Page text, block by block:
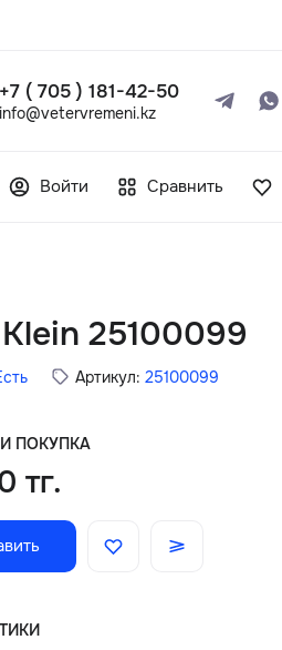
+7 ( 705 ) 181-42-50
info@vetervremeni.kz
Войти Сравнить
25100099
Артикул: 25100099
ПОКУПКА
тг.
Каталог